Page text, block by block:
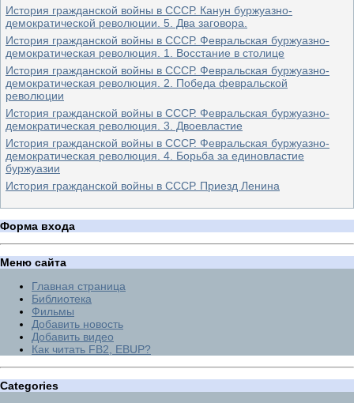
История гражданской войны в СССР. Канун буржуазно-
демократической революции. 5. Два заговора.
История гражданской войны в СССР. Февральская буржуазно-
демократическая революция. 1. Восстание в столице
История гражданской войны в СССР. Февральская буржуазно-
демократическая революция. 2. Победа февральской
революции
История гражданской войны в СССР. Февральская буржуазно-
демократическая революция. 3. Двоевластие
История гражданской войны в СССР. Февральская буржуазно-
демократическая революция. 4. Борьба за единовластие
буржуазии
История гражданской войны в СССР. Приезд Ленина
Форма входа
Меню сайта
Главная страница
Библиотека
Фильмы
Добавить новость
Добавить видео
Как читать FB2, EBUP?
Categories